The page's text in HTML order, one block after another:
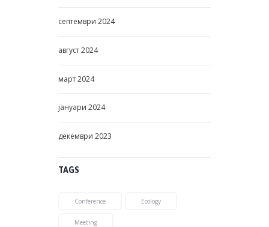
септември 2024
август2024
март2024
јануари 2024
декември 2023
TAGS
Conference Ecology
Meeting